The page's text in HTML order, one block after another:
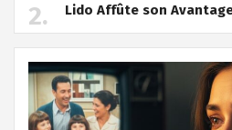
Lido Affûte son